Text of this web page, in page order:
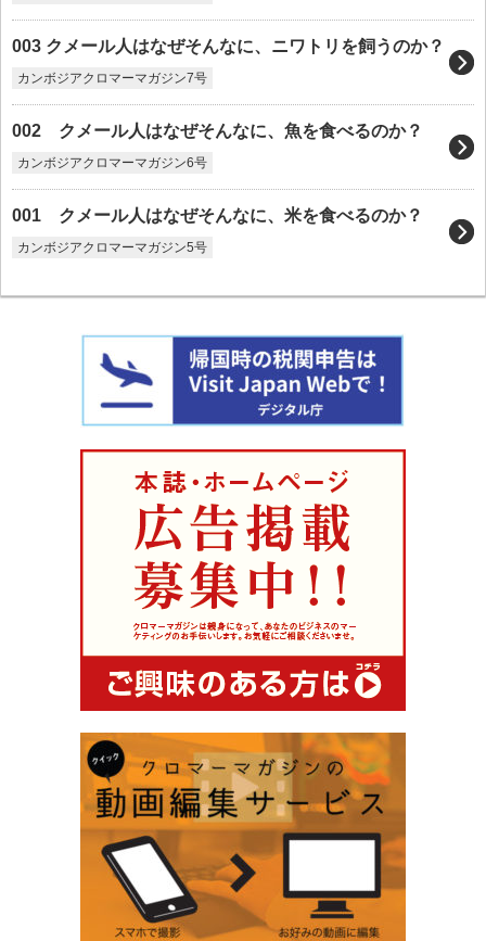
003 クメール人はなぜそんなに、ニワトリを飼うのか？
カンボジアクロマーマガジン7号
002 クメール人はなぜそんなに、魚を食べるのか？
カンボジアクロマーマガジン6号
001 クメール人はなぜそんなに、米を食べるのか？
カンボジアクロマーマガジン5号